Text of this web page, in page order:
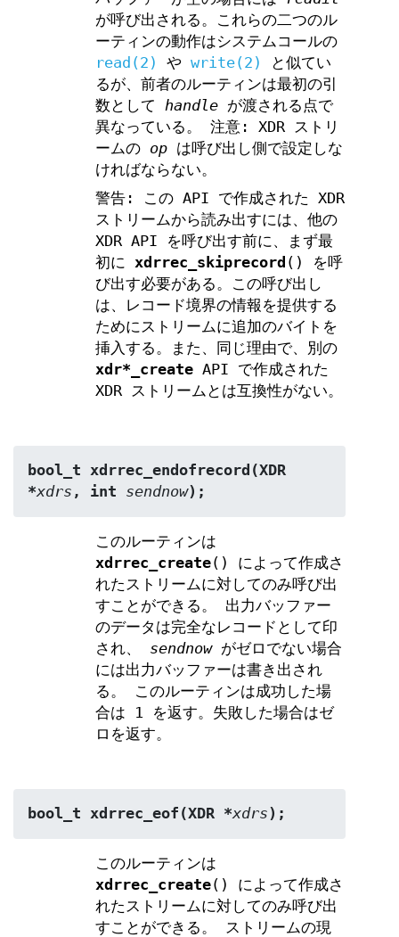
が呼び出される。これらの二つのル
ーティンの動作はシステムコールの
read(2)
や write(2)
と似てい
るが、前者のルーティンは最初の引
数として handleが渡される点で
異なっている。 注意: XDR ストリ
ームの opは呼び出し側で設定しな
ければならない。
警告: この API で作成された XDR
ストリームから読み出すには、他の
XDR API を呼び出す前に、まず最
初に xdrrec_skiprecord () を呼
び出す必要がある。この呼び出し
は、レコード境界の情報を提供する
ためにストリームに追加のバイトを
挿入する。また、同じ理由で、別の
xdr*_createAPI で作成された
XDR ストリームとは互換性がない。
bool_t xdrrec_endofrecord(XDR
*xdrs , int sendnow);
このルーティンは
xdrrec_create() によって作成さ
れたストリームに対してのみ呼び出
すことができる。 出力バッファー
のデータは完全なレコードとして印
され、 sendnowがゼロでない場合
には出力バッファーは書き出され
る。 このルーティンは成功した場
合は 1 を返す。失敗した場合はゼ
ロを返す。
bool_t xdrrec_eof(XDR *xdrs);
このルーティンは
xdrrec_create() によって作成さ
れたストリームに対してのみ呼び出
すことができる。 ストリームの現